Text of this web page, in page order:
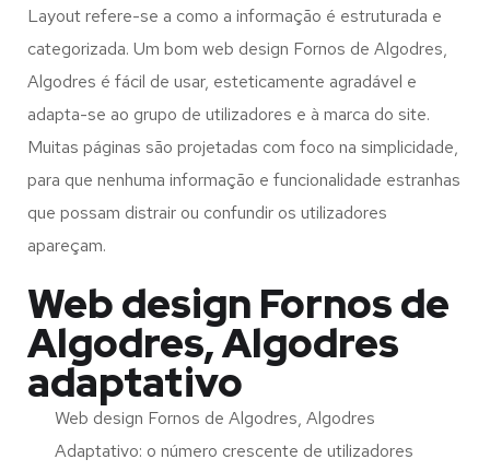
Layout refere-se a como a informação é estruturada e
categorizada. Um bom web design Fornos de Algodres,
Algodres é fácil de usar, esteticamente agradável e
adapta-se ao grupo de utilizadores e à marca do site.
Muitas páginas são projetadas com foco na simplicidade,
para que nenhuma informação e funcionalidade estranhas
que possam distrair ou confundir os utilizadores
apareçam.
Web design Fornos de
Algodres, Algodres
adaptativo
Web design Fornos de Algodres, Algodres
Adaptativo: o número crescente de utilizadores